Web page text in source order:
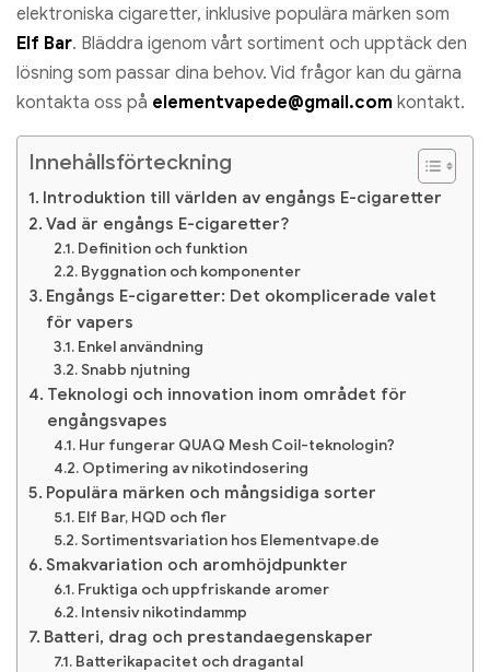
elektroniska cigaretter, inklusive populära märken som
Elf Bar. Bläddra igenom vårt sortiment och upptäck den
lösning som passar dina behov. Vid frågor kan du gärna
kontakta oss på elementvapede@gmail.com kontakt.
Innehållsförteckning
Introduktion till världen av engångs E-cigaretter
Vad är engångs E-cigaretter?
Definition och funktion
Byggnation och komponenter
Engångs E-cigaretter: Det okomplicerade valet
för vapers
Enkel användning
Snabb njutning
Teknologi och innovation inom området för
engångsvapes
Hur fungerar QUAQ Mesh Coil-teknologin?
Optimering av nikotindosering
Populära märken och mångsidiga sorter
Elf Bar, HQD och fler
Sortimentsvariation hos Elementvape.de
Smakvariation och aromhöjdpunkter
Fruktiga och uppfriskande aromer
Intensiv nikotindammp
Batteri, drag och prestandaegenskaper
Batterikapacitet och dragantal